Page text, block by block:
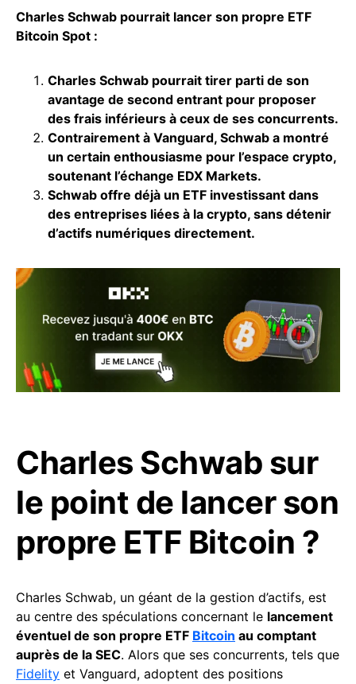
Charles Schwab pourrait lancer son propre ETF
Bitcoin Spot :
Charles Schwab pourrait tirer parti de son
avantage de second entrant pour proposer
des frais inférieurs à ceux de ses concurrents.
Contrairement à Vanguard, Schwab a montré
un certain enthousiasme pour l’espace crypto,
soutenant l’échange EDX Markets.
Schwab offre déjà un ETF investissant dans
des entreprises liées à la crypto, sans détenir
d’actifs numériques directement.
Charles Schwab sur
le point de lancer son
propre ETF Bitcoin ?
Charles Schwab, un géant de la gestion d’actifs, est
au centre des spéculations concernant le lancement
éventuel de son propre ETF Bitcoin au comptant
auprès de la SEC. Alors que ses concurrents, tels que
Fidelity et Vanguard, adoptent des positions